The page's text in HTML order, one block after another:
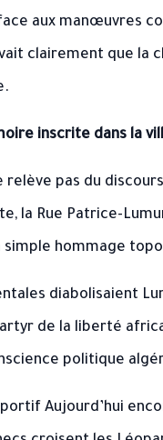
aux manœuvres
clairement que la
inscrite dans la
pas du
la Rue Patrice-
simple hommage
diabolisaient
de la liberté
politique
Aujourd’hui